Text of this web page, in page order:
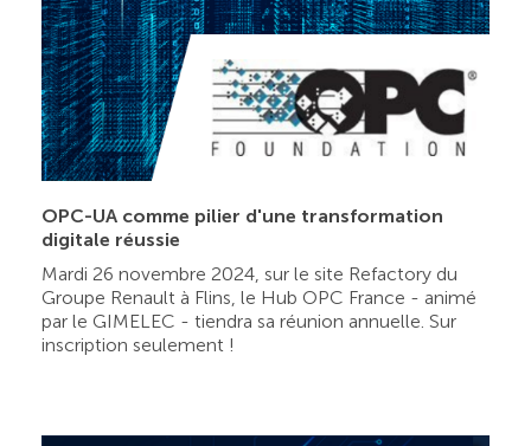
OPC-UA comme pilier d'une transformation
digitale réussie
Mardi 26 novembre 2024, sur le site Refactory du
Groupe Renault à Flins, le Hub OPC France - animé
par le GIMELEC - tiendra sa réunion annuelle. Sur
inscription seulement !